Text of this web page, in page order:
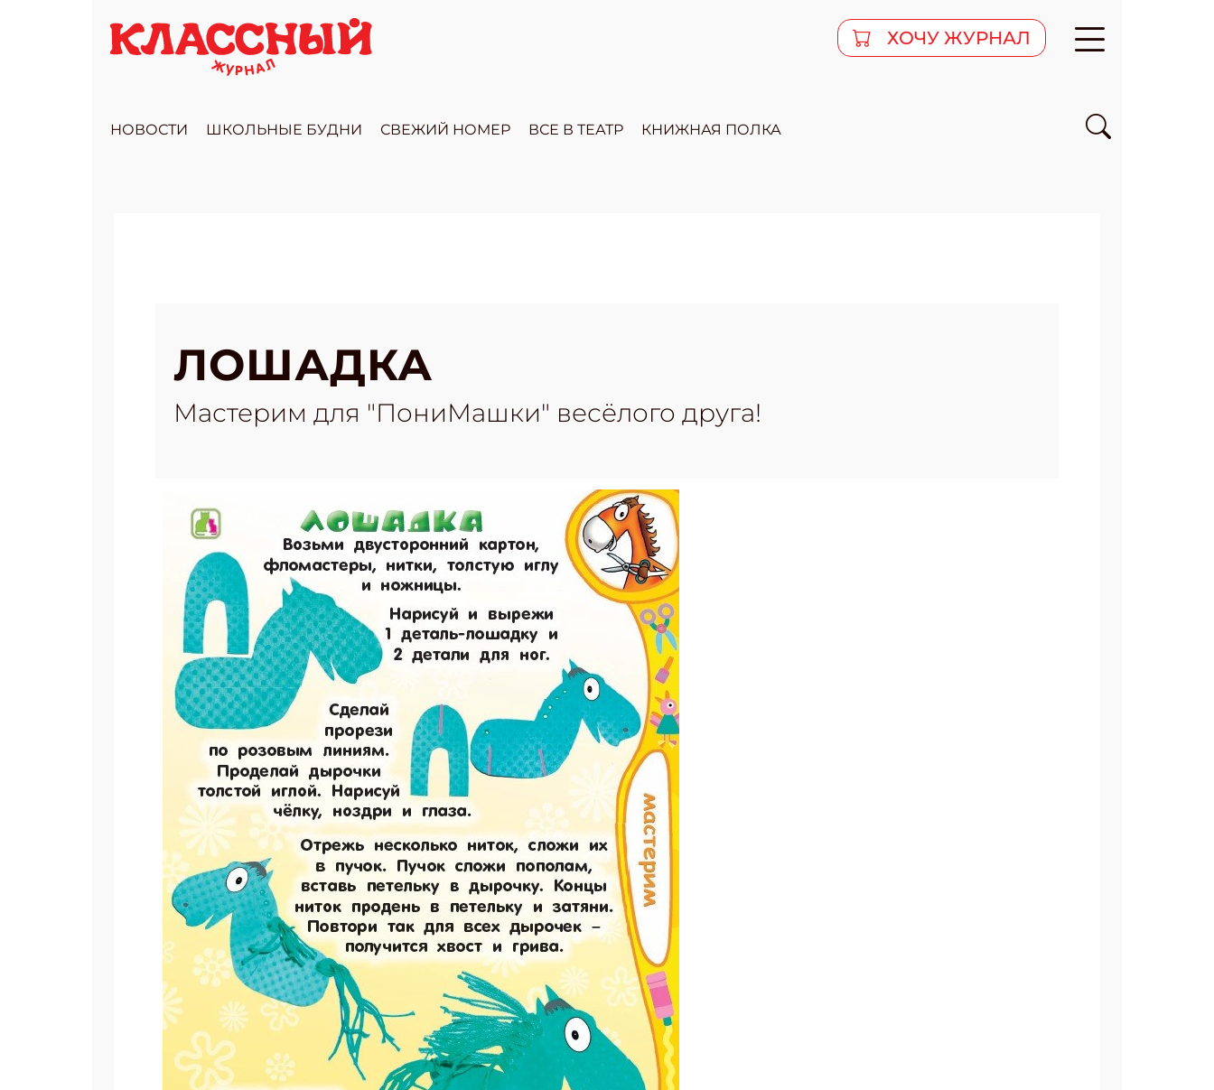
ХОЧУ ЖУРНАЛ
НОВОСТИ ШКОЛЬНЫЕ БУДНИ СВЕЖИЙ НОМЕР ВСЕ В ТЕАТР КНИЖНАЯ ПОЛКА
ЛОШАДКА
Мастерим для "ПониМашки" весёлого друга!